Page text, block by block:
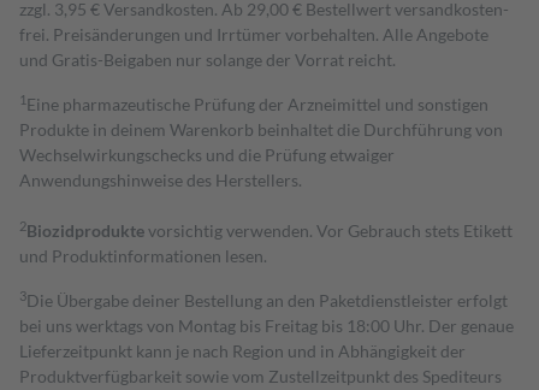
zzgl. 3,95 € Versandkosten. Ab 29,00 € Bestell­wert versand­kosten­
frei. Preisänderungen und Irrtümer vorbehalten. Alle Angebote
und Gratis-Beigaben nur solange der Vorrat reicht.
1 Eine pharmazeutische Prüfung der Arzneimittel und sonstigen
Produkte in deinem Warenkorb beinhaltet die Durchführung von
Wechselwirkungschecks und die Prüfung etwaiger
Anwendungshinweise des Herstellers.
2Biozidproduktevorsichtig verwenden. Vor Gebrauch stets Etikett
und Produktinformationen lesen.
3Die Übergabe deiner Bestellung an den Paketdienstleister erfolgt
bei uns werktags von Montag bis Freitag bis 18:00 Uhr. Der genaue
Lieferzeitpunkt kann je nach Region und in Abhängigkeit der
Produktverfügbarkeit sowie vom Zustellzeitpunkt des Spediteurs